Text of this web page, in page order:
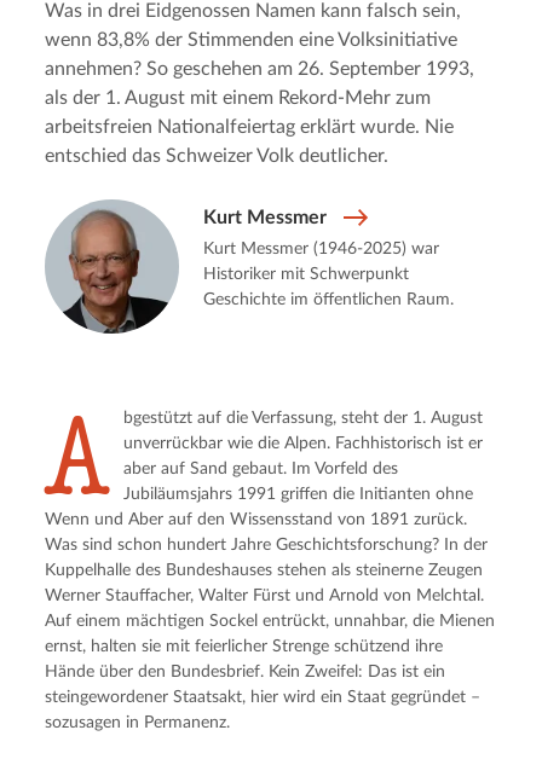
Was in drei Eidgenossen Namen kann falsch sein,
wenn 83,8% der Stimmenden eine Volksinitiative
annehmen? So geschehen am 26. September 1993,
als der 1. August mit einem Rekord-Mehr zum
arbeitsfreien Nationalfeiertag erklärt wurde. Nie
entschied das Schweizer Volk deutlicher.
Kurt Messmer
Kurt Messmer (1946-2025) war
Historiker mit Schwerpunkt
Geschichte im öffentlichen Raum.
A
bgestützt auf die Verfassung, steht der 1. August
unverrückbar wie die Alpen. Fachhistorisch ist er
aber auf Sand gebaut. Im Vorfeld des
Jubiläumsjahrs 1991 griffen die Initianten ohne
Wenn und Aber auf den Wissensstand von 1891 zurück.
Was sind schon hundert Jahre Geschichtsforschung? In der
Kuppelhalle des Bundeshauses stehen als steinerne Zeugen
Werner Stauffacher, Walter Fürst und Arnold von Melchtal.
Auf einem mächtigen Sockel entrückt, unnahbar, die Mienen
ernst, halten sie mit feierlicher Strenge schützend ihre
Hände über den Bundesbrief. Kein Zweifel: Das ist ein
steingewordener Staatsakt, hier wird ein Staat gegründet –
sozusagen in Permanenz.